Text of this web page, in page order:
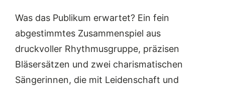
Was das Publikum erwartet? Ein fein
abgestimmtes Zusammenspiel aus
druckvoller Rhythmusgruppe, präzisen
Bläsersätzen und zwei charismatischen
Sängerinnen, die mit Leidenschaft und